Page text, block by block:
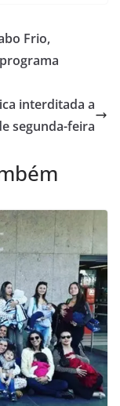
Frio,
interditada a
segunda-feira